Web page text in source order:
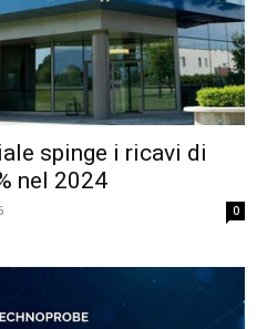
spinge i ricavi di
nel 2024
0